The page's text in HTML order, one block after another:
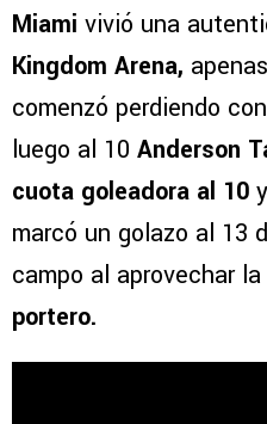
Miami vivió una
Kingdom Arena,
comenzó perdiendo
luego al 10 Anderson
cuota goleadora al 10 y
marcó un golazo al 13
campo al aprovechar la
portero.